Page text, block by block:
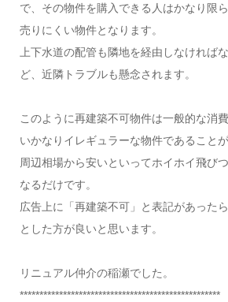
で、その物件を購入できる人はかなり限
売りにくい物件となります。
上下水道の配管も隣地を経由しなければ
ど、近隣トラブルも懸念されます。
このように再建築不可物件は一般的な消
いかなりイレギュラーな物件であることが
周辺相場から安いといってホイホイ飛び
なるだけです。
広告上に「再建築不可」と表記があった
とした方が良いと思います。
リニュアル仲介の稲瀬でした。
***************************************************